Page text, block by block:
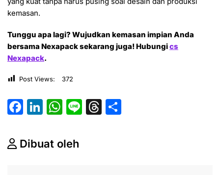
kemasan.
Tunggu apa lagi? Wujudkan kemasan impian Anda
bersama Nexapack sekarang juga! Hubungics
Nexapack.
Post Views: 372
F
c
e
Li
k
e
W
at
s
Li T
Dibuat oleh